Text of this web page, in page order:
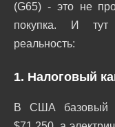
(G65) - это не
покупка. И тут
реальность:
1. Налоговый
В США базовый